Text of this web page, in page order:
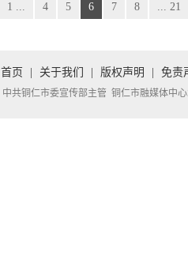
1 ... 4 5 6 7 8 ... 21
首页 关于我们 版权声明 免责
中共铜仁市委宣传部主管 铜仁市融媒体中心